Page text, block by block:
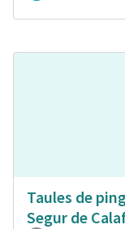
Taules de
Segur de